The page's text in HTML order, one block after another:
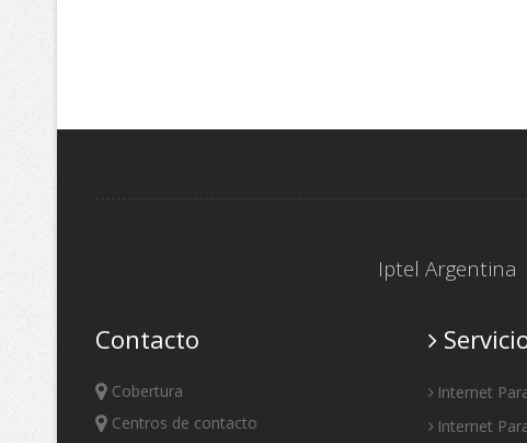
Iptel Argentina
Contacto
Cobertura
Centros de contacto
Internet
Internet